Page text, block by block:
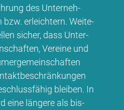
des Un­ter­neh­
bzw. er­leich­tern. Wei­te­
si­cher, dass Un­ter­
Ver­ei­ne und
blei­ben. In
ei­ne län­ge­re als bis­